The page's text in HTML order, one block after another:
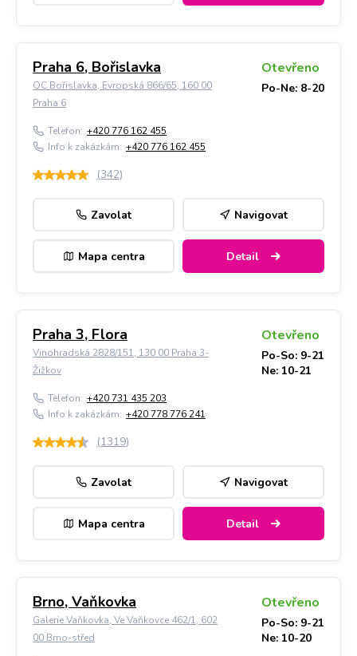
Praha 6, Bořislavka
OC Bořislavka, Evropská 866/65, 160 00
Praha 6
Otevřeno
Po-Ne: 8-20
Telefon: +420 776 162 455
Info k zakázkám: +420 776 162 455
(342)
Zavolat Navigovat
Mapa centra Detail
Praha 3, Flora
Vinohradská 2828/151, 130 00 Praha 3-
Žižkov
Otevřeno
Po-So: 9-21
Ne: 10-21
Telefon: +420 731 435 203
Info k zakázkám: +420 778 776 241
(1319)
Zavolat Navigovat
Mapa centra Detail
Brno, Vaňkovka
Galerie Vaňkovka, Ve Vaňkovce 462/1, 602
00 Brno-střed
Otevřeno
Po-So: 9-21
Ne: 10-20